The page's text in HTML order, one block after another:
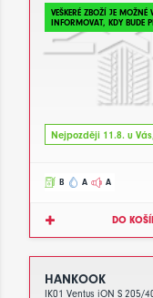
VEŠKERÉ ZBOŽÍ JE
INFORMOVAT, KDY BUDE
Nejpozději 11.8. u
B A A
DO
HANKOOK
IK01 Ventus iON S 205/